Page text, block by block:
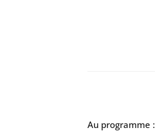
Au programme :